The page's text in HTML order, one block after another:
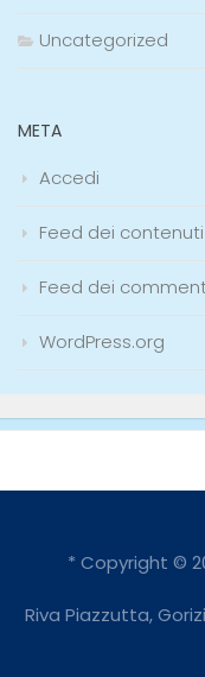
Uncategorized
META
Accedi
Feed dei contenuti
Feed dei
WordPress.org
* Copyright ©
Riva Piazzutta,